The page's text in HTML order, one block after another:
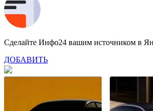
Сделайте Инфо24 вашим источником в
ДОБАВИТЬ